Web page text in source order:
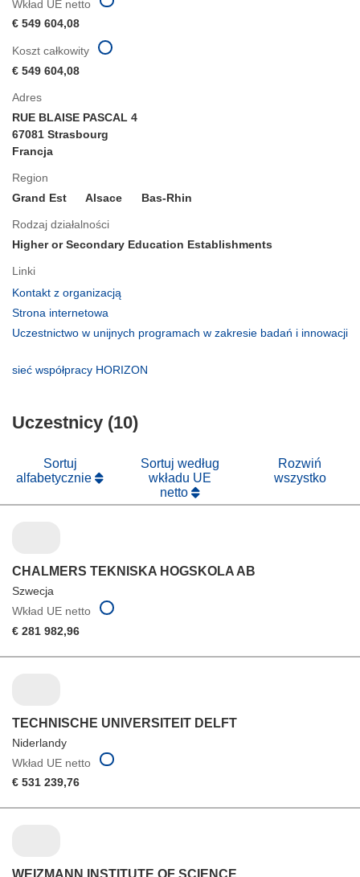
Wkład UE netto
€ 549 604,08
Adres
RUE BLAISE PASCAL 4
67081 Strasbourg
Francja
Region
Grand Est
Alsace Bas-Rhin
Rodzaj działalności
Higher or Secondary Education Establishments
Linki
Kontakt z organizacją
oknie)
Strona internetowa
otworzy
Uczestnictwo w unijnych programach w zakresie badań i innowacji
otworzy
nowym
sieć współpracy HORIZON
Koszt całkowity
€ 549 604,08
Uczestnicy (10)
Sortuj
alfabetycznie
Sortuj według
wkładu UE
netto
Rozwiń
wszystko
CHALMERS TEKNISKA HOGSKOLA AB
Szwecja
Wkład UE netto
€ 281 982,96
TECHNISCHE UNIVERSITEIT DELFT
Niderlandy
Wkład UE netto
€ 531 239,76